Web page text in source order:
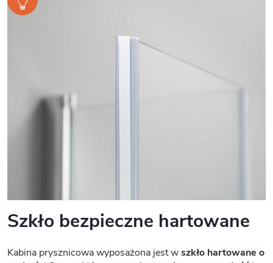
Szkło bezpieczne hartowane
Kabina prysznicowa wyposażona jest wszkło hartowane o